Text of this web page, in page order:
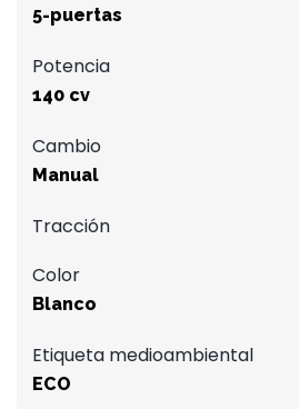
5-puertas
Potencia
140 cv
Cambio
Manual
Tracción
Color
Blanco
Etiqueta medioambiental
ECO